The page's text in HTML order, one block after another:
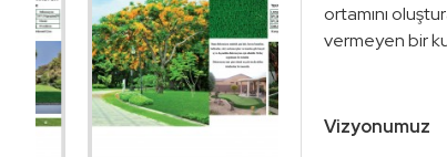
ortamını
vermeyen bir
Vizyonumuz